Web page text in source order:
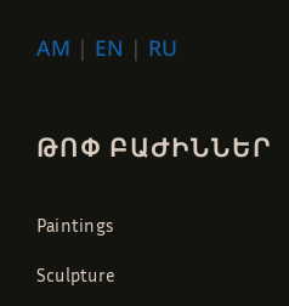
AM | EN | RU
ԹՈՓ ԲԱԺԻՆՆԵՐ
Paintings
Sculpture